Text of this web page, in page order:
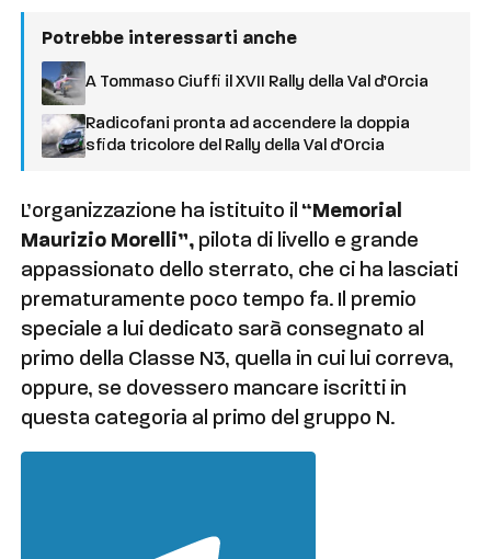
Potrebbe interessarti anche
A Tommaso Ciuffi il XVII Rally della Val d’Orcia
Radicofani pronta ad accendere la doppia
sfida tricolore del Rally della Val d’Orcia
L’organizzazione ha istituito il“Memorial
Maurizio Morelli”, pilota di livello e grande
appassionato dello sterrato, che ci ha lasciati
prematuramente poco tempo fa. Il premio
speciale a lui dedicato sarà consegnato al
primo della Classe N3, quella in cui lui correva,
oppure, se dovessero mancare iscritti in
questa categoria al primo del gruppo N.